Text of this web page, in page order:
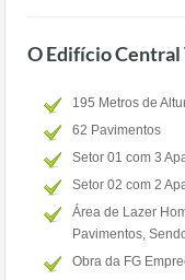
O Edifício Central
195 Metros de
62 Pavimentos
Setor 01 com 3
Setor 02 com 2
Área de Lazer
Pavimentos,
Obra da FG